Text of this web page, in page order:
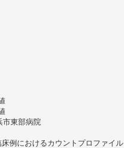
市東部病院
例におけるカウントプロファイル